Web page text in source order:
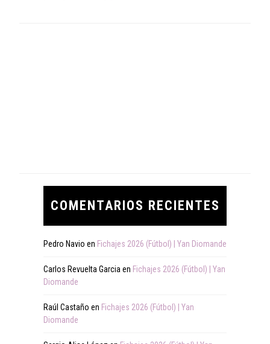
COMENTARIOS RECIENTES
Pedro Navio en Fichajes 2026 (Fútbol) | Yan Diomande
Carlos Revuelta Garcia en Fichajes 2026 (Fútbol) | Yan
Diomande
Raúl Castaño en Fichajes 2026 (Fútbol) | Yan
Diomande